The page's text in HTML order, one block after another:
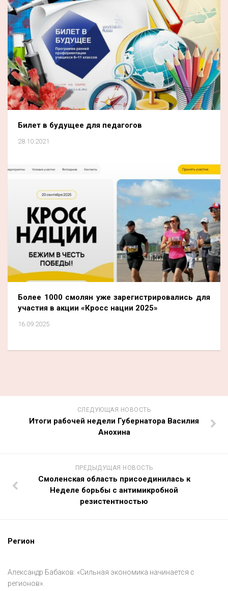
Билет в будущее для педагогов
28.10.2021
Более 1000 смолян уже зарегистрировались для
участия в акции «Кросс нации 2025»
16.09.2025
СЛЕДУЮЩАЯ НОВОСТЬ
Итоги рабочей недели Губернатора Василия
Анохина
ПРЕДЫДУЩАЯ НОВОСТЬ
Смоленская область присоединилась к
Неделе борьбы с антимикробной
резистентностью
Регион
Александр Бабаков: «Сильная экономика начинается с
регионов».